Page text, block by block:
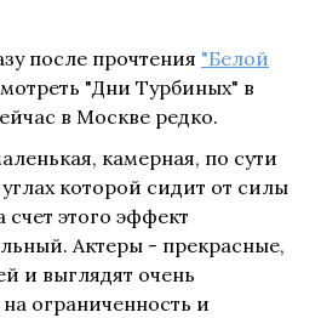
после прочтения "Белой
"Дни Турбиных" в
в Москве редко.
камерная, по сути
которой сидит от силы
счет этого эффект
Актеры - прекрасные,
и выглядят очень
ограниченность и